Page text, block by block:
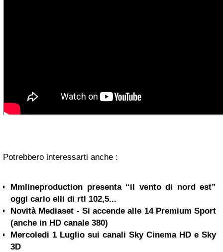
Potrebbero interessarti anche :
Mmlineproduction presenta “il vento di nord est”
oggi carlo elli di rtl 102,5...
Novità Mediaset - Si accende alle 14 Premium Sport
(anche in HD canale 380)
Mercoledi 1 Luglio sui canali Sky Cinema HD e Sky
3D